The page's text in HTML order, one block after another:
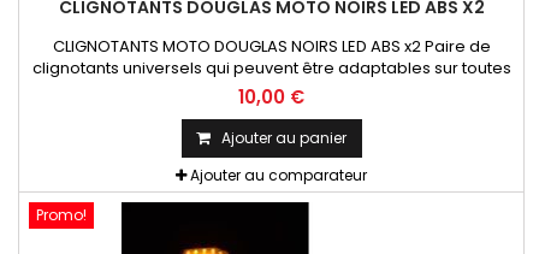
CLIGNOTANTS DOUGLAS MOTO NOIRS LED ABS X2
CLIGNOTANTS MOTO DOUGLAS NOIRS LED ABS x2 Paire de
clignotants universels qui peuvent être adaptables sur toutes
motos ou scooters
10,00 €
Ajouter au panier
Ajouter au comparateur
Promo!